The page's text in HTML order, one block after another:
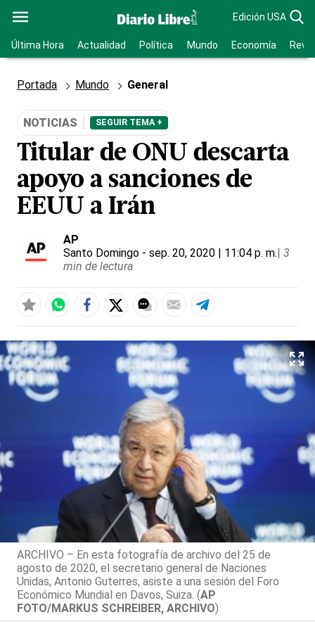
Edición USA
Última Hora Actualidad Política Mundo Economía
Portada Mundo General
NOTICIAS SEGUIR TEMA +
Titular de ONU descarta
apoyo a sanciones de
EEUU a Irán
AP
Santo Domingo - sep. 20, 2020 | 11:04 p. m.| 3
min de lectura
ARCHIVO – En esta fotografía de archivo del 25 de
agosto de 2020, el secretario general de Naciones
Unidas, Antonio Guterres, asiste a una sesión del Foro
Económico Mundial en Davos, Suiza. (AP
FOTO/MARKUS SCHREIBER, ARCHIVO)